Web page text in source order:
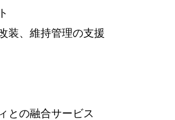
装、維持管理の支援
との融合サービス